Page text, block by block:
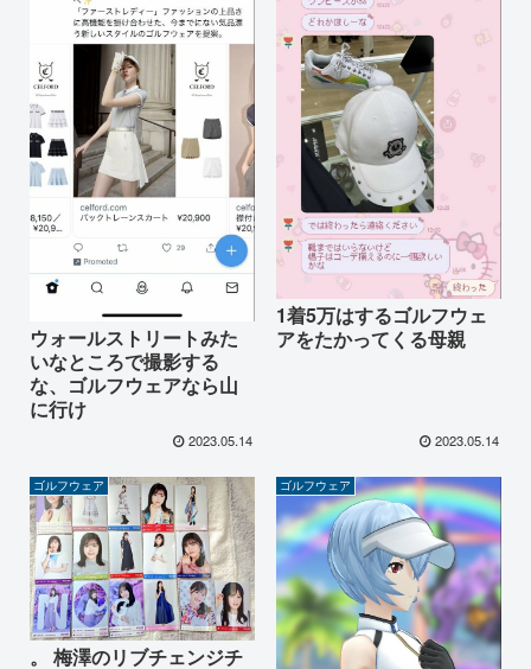
ウォールストリートみた
いなところで撮影する
な、ゴルフウェアなら山
に行け
2023.05.14
1着5万はするゴルフウェ
アをたかってくる母親
2023.05.14
ゴルフウェア
。 梅澤のリブチェンジチ
ゴルフウェア